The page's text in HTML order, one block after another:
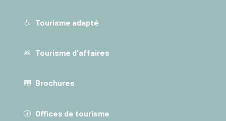
Tourisme adapté
Tourisme d'affaires
Brochures
Offices de tourisme